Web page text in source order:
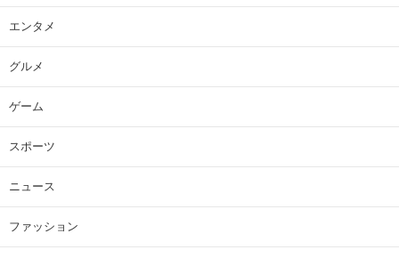
エンタメ
グルメ
ゲーム
スポーツ
ニュース
ファッション